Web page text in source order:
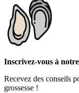
Inscrivez-vous à
Recevez des conseils
grossesse !